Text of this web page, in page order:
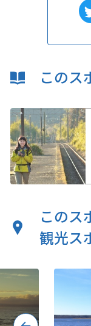
このス
このス
観光ス